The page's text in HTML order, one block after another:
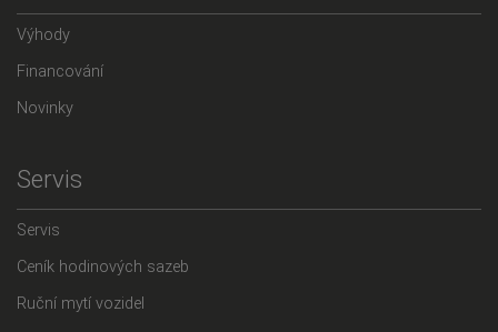
Výhody
Financování
Novinky
Servis
Servis
Ceník hodinových sazeb
Ruční mytí vozidel